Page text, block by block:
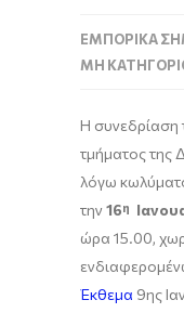
ΕΜΠΟΡΙΚΆ
ΜΗ
Η συνεδρίαση
τμήματος της
λόγω
την 16η
ώρα 15.00,
Έκθεμα 9ης